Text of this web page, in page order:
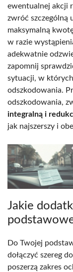
ewentualnej akcji
zwróć szczególną
maksymalną
w razie
adekwatnie
zapomnij
sytuacji, w
odszkodowania.
odszkodowania,
integralną i
jak najszerszy i
Jakie
Do Twojej
dołączyć szereg
poszerzą zakres